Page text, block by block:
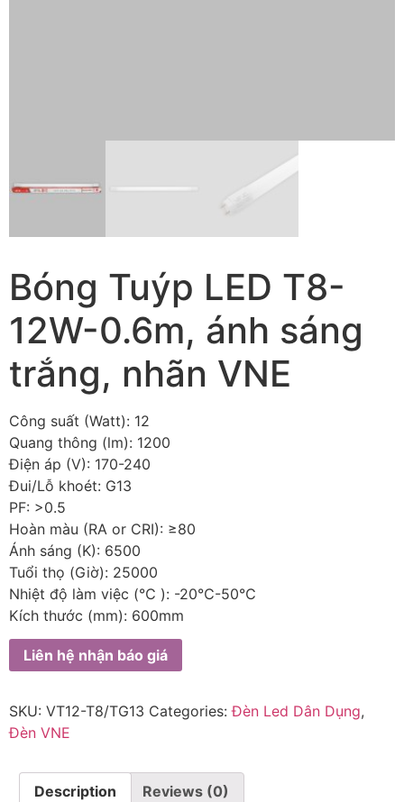
Bóng Tuýp LED T8-
12W-0.6m, ánh sáng
trắng, nhãn VNE
Công suất (Watt): 12
Quang thông (lm): 1200
Điện áp (V): 170-240
Đui/Lỗ khoét: G13
PF: >0.5
Hoàn màu (RA or CRI): ≥80
Ánh sáng (K): 6500
Tuổi thọ (Giờ): 25000
Nhiệt độ làm việc (℃ ): -20℃-50℃
Kích thước (mm): 600mm
Liên hệ nhận báo giá
SKU: VT12-T8/TG13 Categories:Đèn Led Dân Dụng,
Đèn VNE
Description Reviews (0)